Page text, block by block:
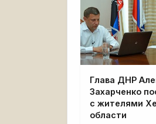
Глава ДНР
Захарченко
с жителями
области